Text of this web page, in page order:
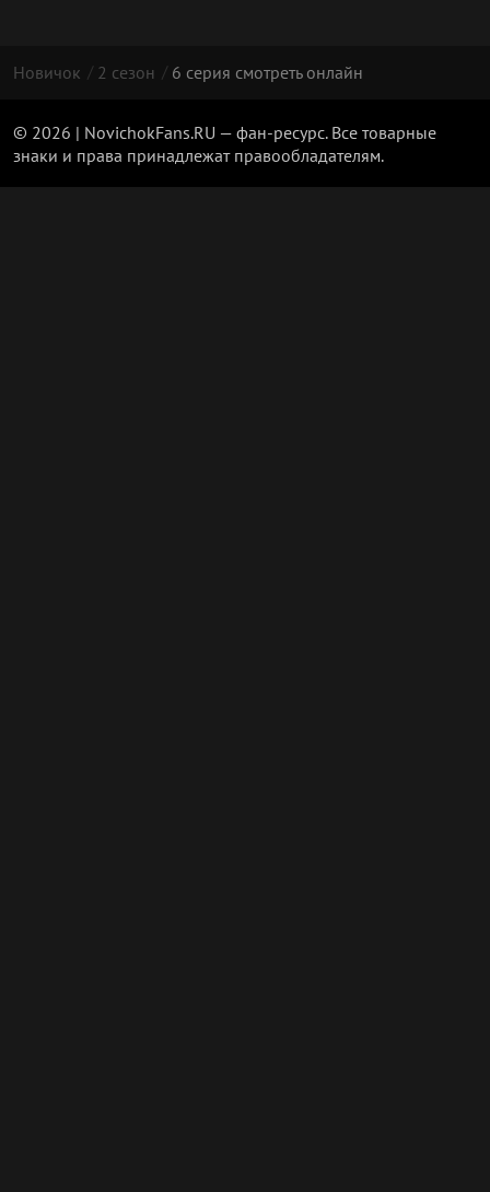
Новичок 2 сезон 6 серия смотреть онлайн
© 2026 | NovichokFans.RU — фан-ресурс. Все товарные
знаки и права принадлежат правообладателям.